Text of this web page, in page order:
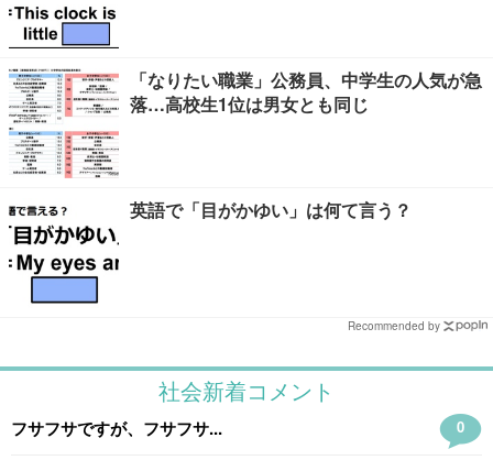
「なりたい職業」公務員、中学生の人気が急
落…高校生1位は男女とも同じ
英語で「目がかゆい」は何て言う？
Recommended by